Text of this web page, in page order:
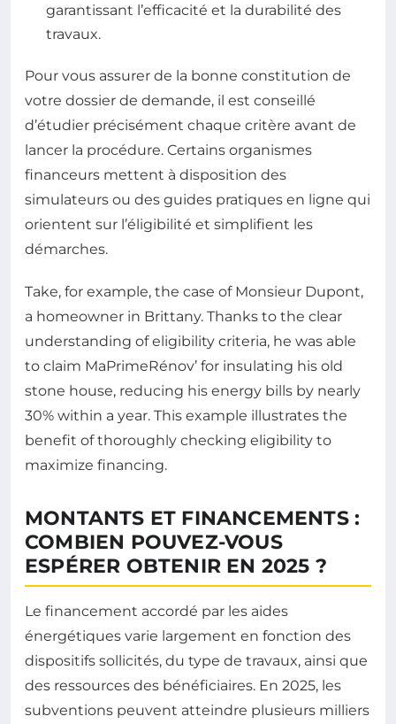
garantissant l’efficacité et la durabilité des
travaux.
Pour vous assurer de la bonne constitution de
votre dossier de demande, il est conseillé
d’étudier précisément chaque critère avant de
lancer la procédure. Certains organismes
financeurs mettent à disposition des
simulateurs ou des guides pratiques en ligne qui
orientent sur l’éligibilité et simplifient les
démarches.
Take, for example, the case of Monsieur Dupont,
a homeowner in Brittany. Thanks to the clear
understanding of eligibility criteria, he was able
to claim MaPrimeRénov’ for insulating his old
stone house, reducing his energy bills by nearly
30% within a year. This example illustrates the
benefit of thoroughly checking eligibility to
maximize financing.
MONTANTS ET FINANCEMENTS :
COMBIEN POUVEZ-VOUS
ESPÉRER OBTENIR EN 2025 ?
Le financement accordé par les aides
énergétiques varie largement en fonction des
dispositifs sollicités, du type de travaux, ainsi que
des ressources des bénéficiaires. En 2025, les
subventions peuvent atteindre plusieurs milliers